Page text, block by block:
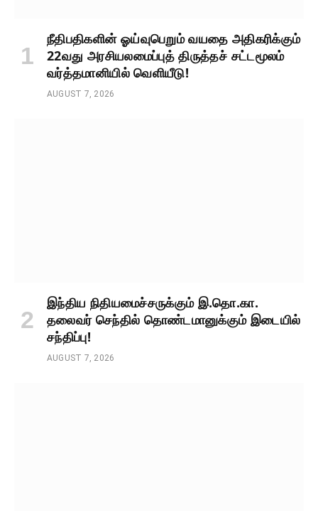
நீதிபதிகளின் ஓய்வுபெறும் வயதை அதிகரிக்கும்
22வது அரசியலமைப்புத் திருத்தச் சட்டமூலம்
வர்த்தமானியில் வெளியீடு!
AUGUST 7, 2026
இந்திய நிதியமைச்சருக்கும் இ.தொ.கா.
தலைவர் செந்தில் தொண்டமானுக்கும் இடையில்
சந்திப்பு!
AUGUST 7, 2026